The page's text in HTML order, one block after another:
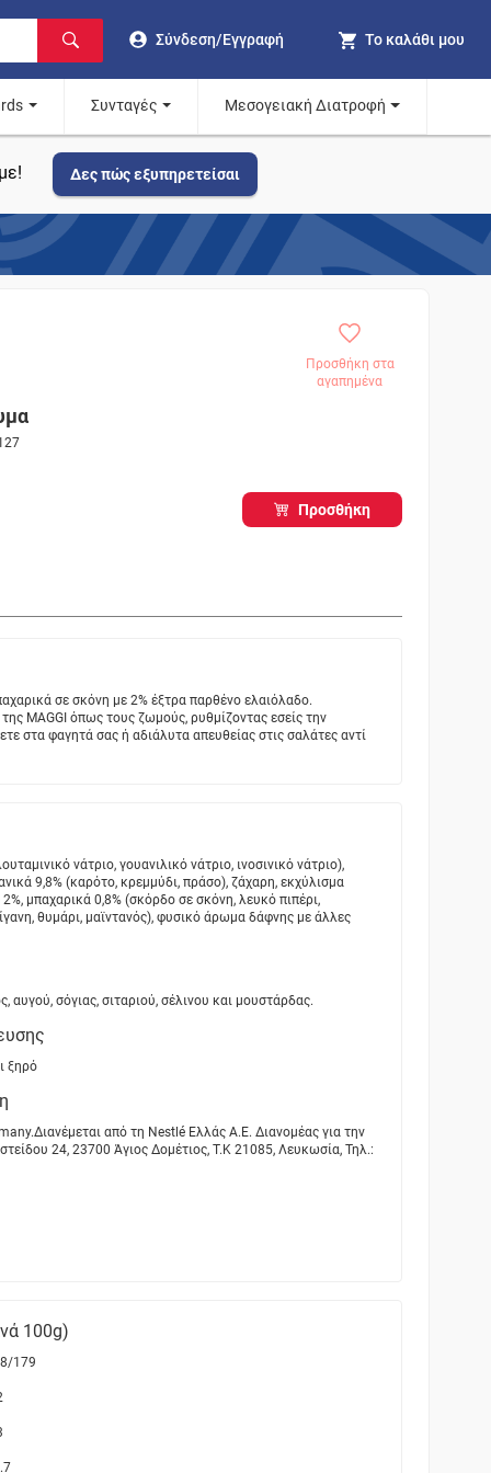
Σύνδεση/Εγγραφή Το καλάθι μου
Συνταγές Μεσογειακή Διατροφή
Δες πώς εξυπηρετείσαι
Προσθήκη στα
αγαπημένα
Προσθήκη
σε σκόνη με 2% έξτρα παρθένο ελαιόλαδο.
MAGGI όπως τους ζωμούς, ρυθμίζοντας εσείς την
στα φαγητά σας ή αδιάλυτα απευθείας στις σαλάτες αντί
νάτριο, γουανιλικό νάτριο, ινοσινικό νάτριο),
9,8% (καρότο, κρεμμύδι, πράσο), ζάχαρη, εκχύλισμα
μπαχαρικά 0,8% (σκόρδο σε σκόνη, λευκό πιπέρι,
θυμάρι, μαϊντανός), φυσικό άρωμα δάφνης με άλλες
αυγού, σόγιας, σιταριού, σέλινου και μουστάρδας.
ξηρό
από τη Nestlé Ελλάς Α.Ε. Διανομέας για την
24, 23700 Άγιος Δομέτιος, Τ.Κ 21085, Λευκωσία, Τηλ.:
100g)
179